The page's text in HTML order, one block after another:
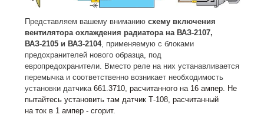
Представляем вашему вниманиюсхему включения
вентилятора охлаждения радиатора на ВАЗ-2107,
ВАЗ-2105 и ВАЗ-2104, применяемую с блоками
предохранителей нового образца, под
европредохранители. Вместо реле на них устанавливается
перемычка и соответственно возникает необходимость
установки датчика661.3710, расчитанного на 16 ампер. Не
пытайтесь установить там датчик Т-108, расчитанный
наток в 1 ампер - сгорит.